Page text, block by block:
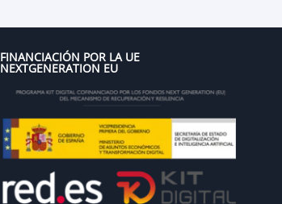
FINANCIACIÓN POR LA UE
NEXTGENERATION EU